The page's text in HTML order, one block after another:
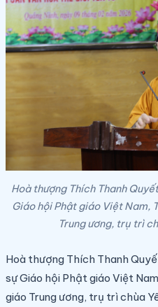
Hoà thượng Thích Thanh
Giáo hội Phật giáo Việt Nam,
Trung ương, trụ trì
Hoà thượng Thích Thanh
sự Giáo hội Phật giáo Việt
giáo Trung ương, trụ trì chùa